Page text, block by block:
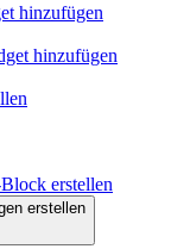
hinzufügen
hinzufügen
erstellen
erstellen